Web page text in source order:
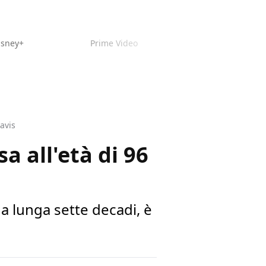
Prime Video
all'età di 96
lunga sette decadi, è